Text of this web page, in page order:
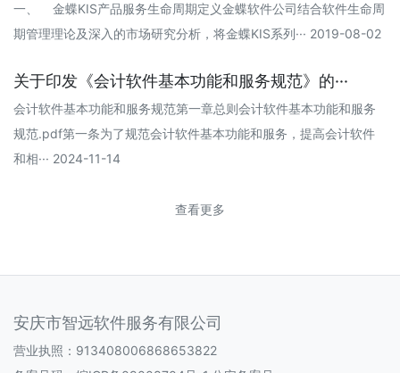
一、 金蝶KIS产品服务生命周期定义金蝶软件公司结合软件生命周
期管理理论及深入的市场研究分析，将金蝶KIS系列··· 2019-08-02
关于印发《会计软件基本功能和服务规范》的···
会计软件基本功能和服务规范第一章总则会计软件基本功能和服务
规范.pdf第一条为了规范会计软件基本功能和服务，提高会计软件
和相··· 2024-11-14
查看更多
安庆市智远软件服务有限公司
营业执照：913408006868653822